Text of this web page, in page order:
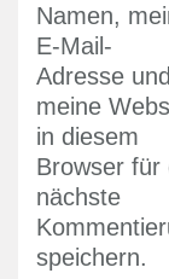
Namen,
E-Mail-
Adresse und
meine
in diesem
Browser für
nächste
speichern.